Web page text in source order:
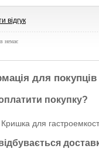
відгук
немає
для покупців
покупку?
для